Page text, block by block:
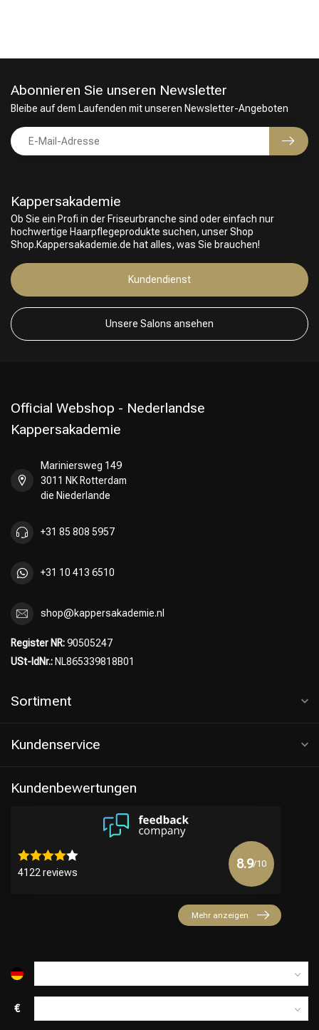
Umformung
Kappersakademie
Ob Sie ein Profi in der Friseurbranche sind oder einfach nur
hochwertige Haarpflegeprodukte suchen, unser Shop
Shop.Kappersakademie.de hat alles, was Sie brauchen!
Kundendienst
Unsere Salons ansehen
Abonnieren Sie unseren Newsletter
Bleibe auf dem Laufenden mit unseren Newsletter-Angeboten
Official Webshop - Nederlandse
Kappersakademie
Mariniersweg 149
3011 NK Rotterdam
die Niederlande
+31 85 808 5957
+31 10 413 6510
shop@kappersakademie.nl
Register NR:90505247
USt-IdNr.: NL865339818B01
Sortiment
Kundenservice
Kundenbewertungen
4122 reviews
8.9/10
Mehr anzeigen
€